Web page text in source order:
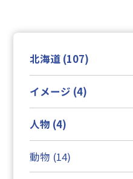
北海道 (107)
イメージ (4)
人物 (4)
動物 (14)